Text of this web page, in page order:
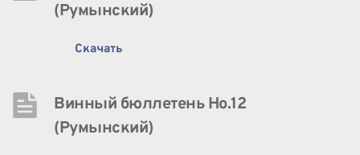
(Румынский)
Скачать
Винный бюллетень Нo.12
(Румынский)